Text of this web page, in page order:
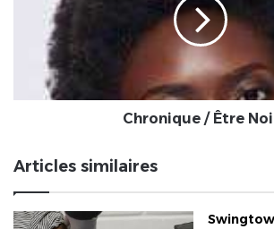
Chronique / Être
Articles similaires